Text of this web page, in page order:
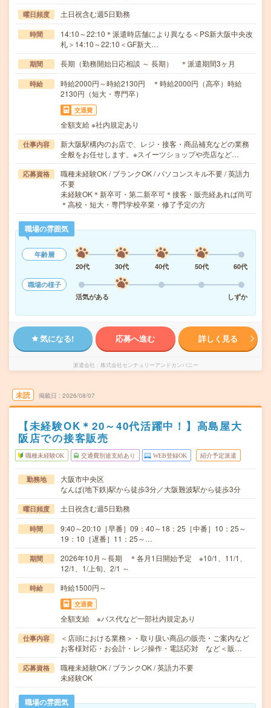
曜日頻度 土日祝含む週5日勤務
時間
14:10～22:10＊派遣時店舗により異なる＜PS新大阪中央改
札＞14:10～22:10＜GF新大…
期間 長期（勤務開始日応相談 ～ 長期） ＊派遣期間3ヶ月
時給
時給2000円～時給2130円 ＊時給2000円（高卒）時給
2130円（短大・専門卒）
交通費
全額支給 ※社内規定あり
仕事内容
新大阪駅構内のお店で、レジ・接客・商品補充などの業務
全般をお任せします。※スイーツショップや売店など…
応募資格
職種未経験OK / ブランクOK / パソコンスキル不要 / 英語力
不要
未経験OK＊新卒可・第二新卒可＊接客・販売経あれば尚可
＊高校・短大・専門学校卒業・修了予定の方
職場の雰囲気
年齢層
20代
30代 40代 50代
60代
職場の様子
活気がある
しずか
気になる! 応募へ進む 詳しく見る
派遣会社 株式会社センチュリーアンドカンパニー
未読 掲載日 2026/08/07
【未経験OK＊20～40代活躍中！】高島屋大
阪店での接客販売
職種未経験OK 交通費別途支給あり WEB登録OK 紹介予定派遣
勤務地
大阪市中央区
なんば(地下鉄)駅から徒歩3分／大阪難波駅から徒歩3分
曜日頻度 土日祝含む週5日勤務
時間
9:40～20:10［早番］09：40～18：25［中番］10：25～
19：10［遅番］11：25～…
期間
2026年10月～長期 ＊各月1日開始予定 ※10/1、11/1、
12/1、1/上旬、2/1 ～
時給 時給1500円～
交通費
全額支給 ※バス代など一部社内規定あり
仕事内容
＜店頭における業務＞・取り扱い商品の販売・ご案内など
お客様対応・お会計・レジ操作・電話応対 など＜販…
応募資格
職種未経験OK / ブランクOK / 英語力不要
未経験OK
職場の雰囲気